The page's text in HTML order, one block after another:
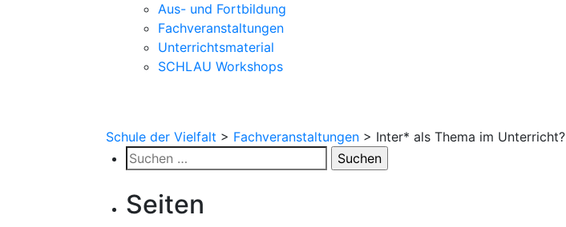
Aus- und Fortbildung
Fachveranstaltungen
Unterrichtsmaterial
SCHLAU Workshops
Schule der Vielfalt > Fachveranstaltungen > Inter* als Thema im Unterricht?
Suchen
nach:
Seiten